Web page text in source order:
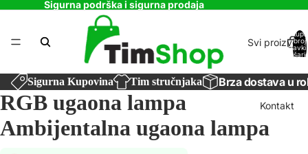
Sigurna podrška i sigurna prodaja
Svi proizvodi
Kontakt
broj
stavki
Sigurna Kupovina Tim stručnjaka Brza dostava u
RGB ugaona lampa
Ambijentalna ugaona lampa